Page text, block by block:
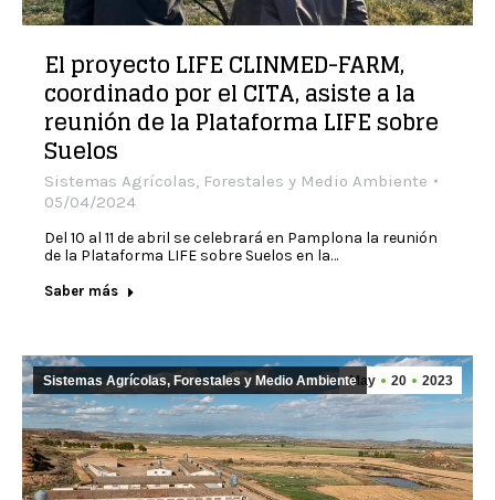
El proyecto LIFE CLINMED-FARM,
coordinado por el CITA, asiste a la
reunión de la Plataforma LIFE sobre
Suelos
Sistemas Agrícolas, Forestales y Medio Ambiente
05/04/2024
Del 10 al 11 de abril se celebrará en Pamplona la reunión
de la Plataforma LIFE sobre Suelos en la…
Saber más
May 20 2023
Sistemas Agrícolas, Forestales y Medio Ambiente